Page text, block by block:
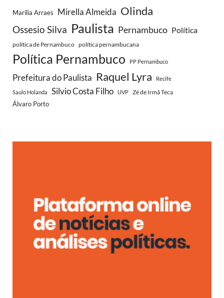
Marília Arraes Mirella Almeida Olinda
Ossesio Silva Paulista Pernambuco Política
política de Pernambuco política pernambucana
Política Pernambuco PP Pernambuco
Prefeitura do Paulista Raquel Lyra Recife
Saulo Holanda Silvio Costa Filho UVP
Zé de Irmã Teca
Álvaro Porto